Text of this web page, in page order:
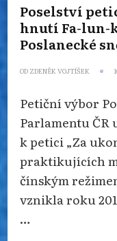
Poselství
hnutí Fa-lun-
Poslanecké
OD ZDENĚK VOJTÍŠEK
Petiční výbor
Parlamentu ČR
k petici „Za
praktikujících
čínským
vznikla roku
…